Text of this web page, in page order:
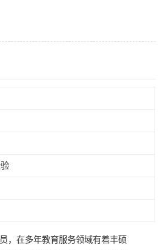
，在多年教育服务领域有着丰硕